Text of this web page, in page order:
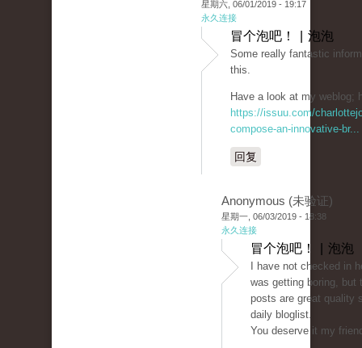
星期六, 06/01/2019 - 19:17
永久连接
冒个泡吧！ | 泡泡
Some really fantastic
this.
Have a look at my weblog;
https://issuu.com/
compose-an-innovative-br...
回复
Anonymous (未验证)
星期一, 06/03/2019 - 18:38
永久连接
冒个泡吧！ | 泡泡
I have not checked in
was getting boring, but
posts are great quality
daily bloglist.
You deserve it my